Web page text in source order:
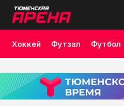
Хоккей Футзал Футбол
Лыжные гонки Волейбол
Скалолазание Велоспорт